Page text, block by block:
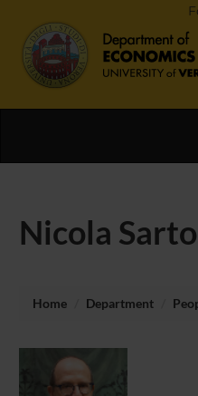
Nicola
Home Department